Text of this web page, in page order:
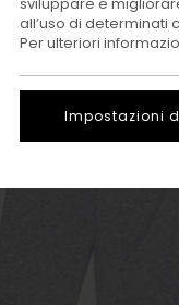
all’uso di
Per ulteriori
Impostazioni